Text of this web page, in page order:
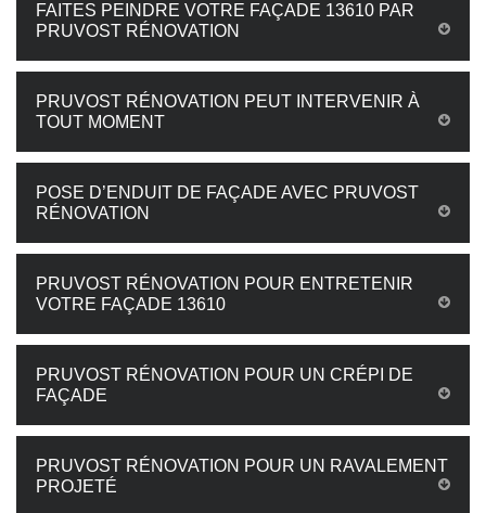
FAITES PEINDRE VOTRE FAÇADE 13610 PAR
PRUVOST RÉNOVATION
PRUVOST RÉNOVATION PEUT INTERVENIR À
TOUT MOMENT
POSE D’ENDUIT DE FAÇADE AVEC PRUVOST
RÉNOVATION
PRUVOST RÉNOVATION POUR ENTRETENIR
VOTRE FAÇADE 13610
PRUVOST RÉNOVATION POUR UN CRÉPI DE
FAÇADE
PRUVOST RÉNOVATION POUR UN RAVALEMENT
PROJETÉ